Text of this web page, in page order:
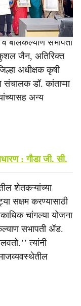
आयोजित
कृषी
व बालकल्याण सभापती
जैन, अतिरिक्त
अधीक्षक कृषी
डॉ. कांताप्पा
अन्य
: गौडा जी. सी.
शेतकऱ्यांच्या
सक्षम करण्यासाठी
चांगल्या योजना
सभापती ॲड.
त्यांनी